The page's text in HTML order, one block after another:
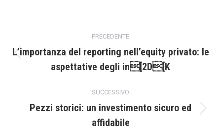
tra
PRECEDENTE
Post
precedente:
L’importanza del reporting nell’equity privato: le
aspettative degli in[2D[K
SUCCESSIVO
Pezzi storici: un investimento sicuro ed
affidabile